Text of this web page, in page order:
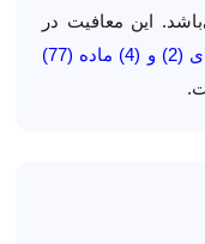
این معافیت در
(77)